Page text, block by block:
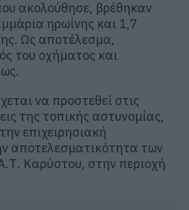
ακολούθησε, βρέθηκαν
ηρωίνης και 1,7
Ως αποτέλεσμα,
του οχήματος και
να προστεθεί στις
της τοπικής αστυνομίας,
επιχειρησιακή
αποτελεσματικότητα των
Καρύστου, στην περιοχή